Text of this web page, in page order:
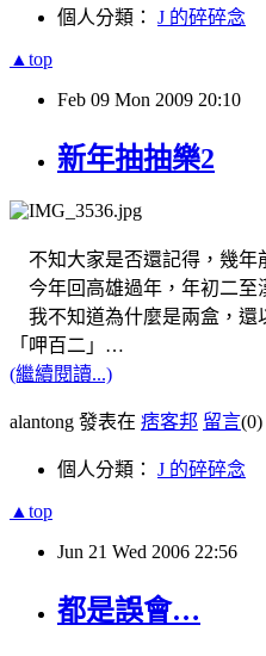
個人分類： J 的碎碎念
▲top
Feb 09 Mon 2009 20:10
新年抽抽樂2
不知大家是否還記得，幾年
今年回高雄過年，年初二至
我不知道為什麼是兩盒，還
「呷百二」…
(繼續閱讀...)
alantong 發表在 痞客邦 留言(0)
個人分類： J 的碎碎念
▲top
Jun 21 Wed 2006 22:56
都是誤會…